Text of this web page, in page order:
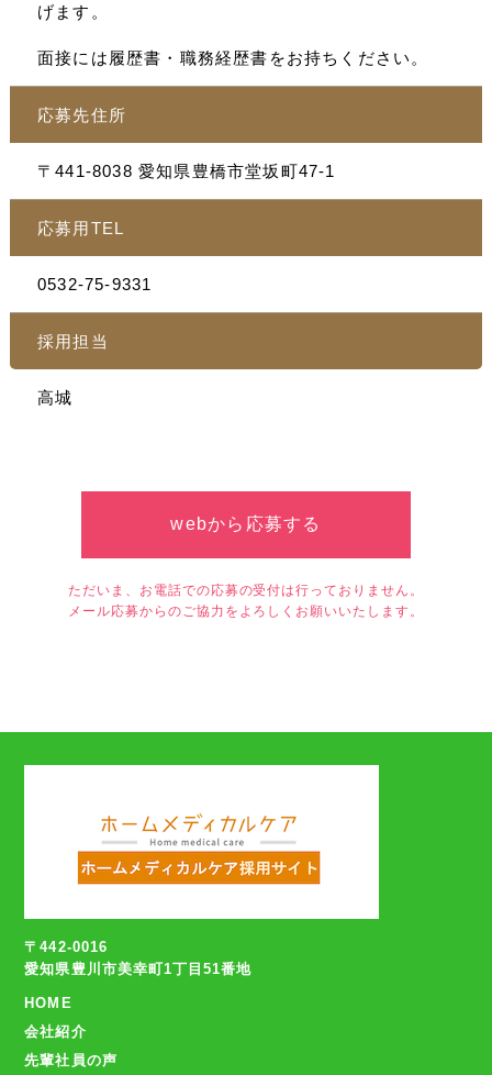
げます。
面接には履歴書・職務経歴書をお持ちください。
応募先住所
〒441-8038 愛知県豊橋市堂坂町47-1
応募用TEL
0532-75-9331
採用担当
高城
webから応募する
ただいま、お電話での応募の受付は行っておりません。
メール応募からのご協力をよろしくお願いいたします。
〒442-0016
愛知県豊川市美幸町1丁目51番地
HOME
会社紹介
先輩社員の声